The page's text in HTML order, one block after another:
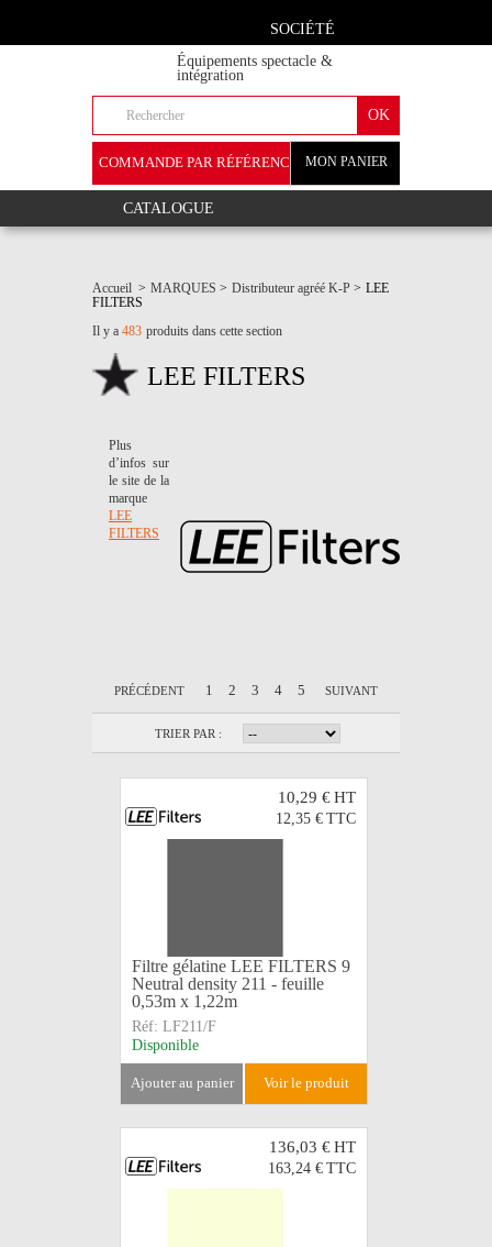
SOCIÉTÉ
Équipements spectacle &
intégration
MON PANIER
COMMANDE PAR RÉFÉRENCE
CATALOGUE
Accueil > MARQUES > Distributeur agréé K-P > LEE
FILTERS
Il y a 483 produits dans cette section
LEE FILTERS
Plus
d’infos sur
le site de la
marque
LEE
FILTERS
PRÉCÉDENT 1 2 3 4 5 SUIVANT
TRIER PAR :
10,29 €HT
12,35 € TTC
Filtre gélatine LEE FILTERS 9
Neutral density 211 - feuille
0,53m x 1,22m
Réf: LF211/F
Disponible
ajouter au panier voir le produit
136,03 €HT
163,24 € TTC